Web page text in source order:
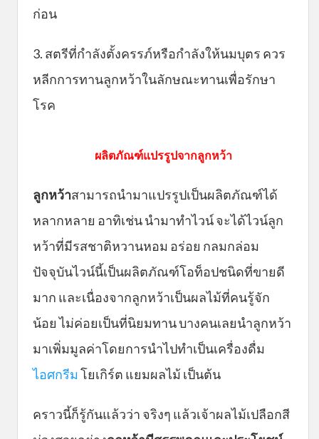
ก่อน
3. สตรีที่กำลังตั้งครรภ์หรือกำลังให้นมบุตร ควร
หลีกการทานลูกหว้าในลักษณะทานเพื่อรักษา
โรค
ผลิตภัณฑ์แปรรูปจากลูกหว้า
ลูกหว้าสามารถนำมาแปรรูปเป็นผลิตภัณฑ์ได้
หลากหลาย อาทิเช่น นำมาทำไวน์ จะได้ไวน์ลูก
หว้าที่มีรสชาติหวานหอม อร่อย กลมกล่อม
ปัจจุบันไวน์นี้เป็นผลิตภัณฑ์โอท็อปชนิดที่ขายดี
มาก และเนื่องจากลูกหว้าเป็นผลไม้ที่คนรู้จัก
น้อย ไม่ค่อยเป็นที่นิยมทาน บางคนเลยนำลูกหว้า
มาเพิ่มมูลค่าโดยการนำไปทำเป็นเครื่องดื่ม
ไอศกรีมโยเกิร์ต แยมผลไม้ เป็นต้น
คราวนี้ก็รู้กันแล้วว่า จริงๆ แล้วเจ้าผลไม้เปลือกสี